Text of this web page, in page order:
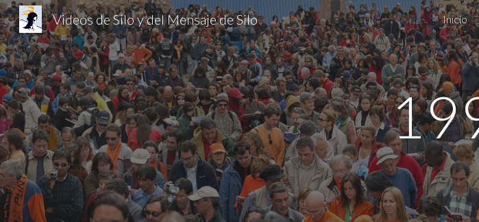
Skip to main content
Videos de Silo y del Mensaje de Silo Inicio